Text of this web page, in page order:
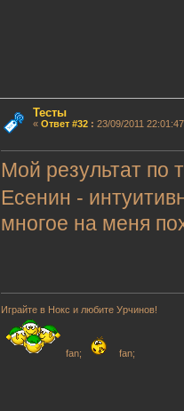
Тесты
« Ответ #32: 23/09/2011
Мой результат по
Есенин -
многое на меня
Играйте в Нокс и любите Урчинов!
fan; fan;